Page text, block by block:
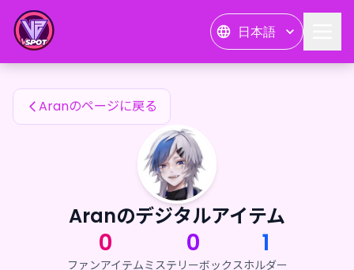
日本語
Aranのファンアイテム
Aranのページに戻る
Aranのデジタルアイテム
0
ファンアイテム
0
ミステリーボックス
1
ホルダー
Aranのファンアイテム — 24karat